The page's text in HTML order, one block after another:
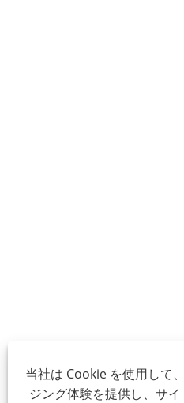
当社は Cookie を使用して
ジング体験を提供し、サ